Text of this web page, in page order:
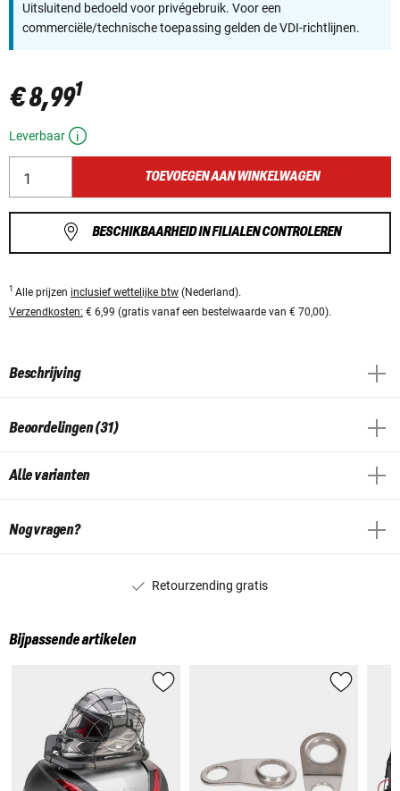
Uitsluitend bedoeld voor privégebruik. Voor een
commerciële/technische toepassing gelden de VDI-richtlijnen.
€ 8,991
Leverbaar
TOEVOEGEN AAN WINKELWAGEN
BESCHIKBAARHEID IN FILIALEN CONTROLEREN
1 Alle prijzen inclusief wettelijke btw (Nederland).
Verzendkosten: € 6,99 (gratis vanaf een bestelwaarde van € 70,00).
Beschrijving
Beoordelingen (31)
Alle varianten
Nog vragen?
Retourzending gratis
Bijpassende artikelen